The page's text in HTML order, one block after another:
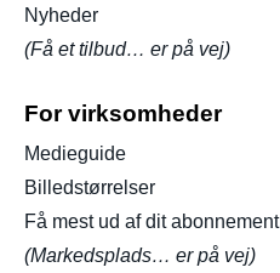
Nyheder
(Få et tilbud… er på vej)
For virksomheder
Medieguide
Billedstørrelser
Få mest ud af dit abonnement
(Markedsplads… er på vej)